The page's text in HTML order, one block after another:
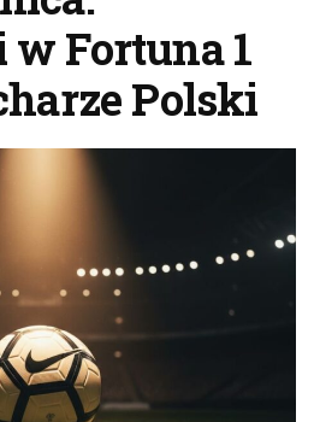
Fortuna 1
Polski